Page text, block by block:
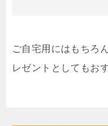
ご自宅用にはもちろ
レゼントとしてもお